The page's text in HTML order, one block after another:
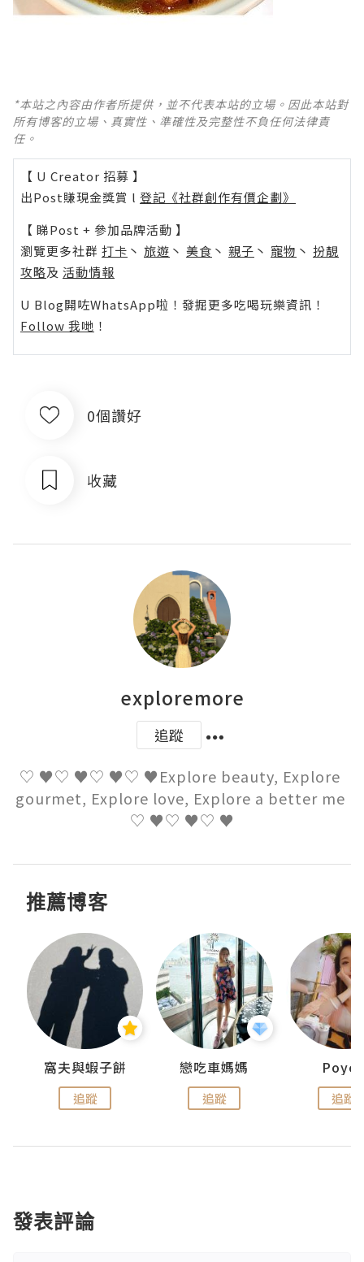
*本站之內容由作者所提供，並不代表本站的立場。因此本站對
所有博客的立場、真實性、準確性及完整性不負任何法律責
任。
【 U Creator 招募 】
出Post賺現金獎賞 l 登記《社群創作有價企劃》
【 睇Post + 參加品牌活動 】
瀏覽更多社群 打卡 丶 旅遊 丶 美食 丶 親子 丶 寵物 丶 扮靚
攻略及 活動情報
U Blog開咗WhatsApp啦！發掘更多吃喝玩樂資訊！
Follow 我哋 ！
0個讚好
收藏
exploremore
追蹤
♡ ♥♡ ♥♡ ♥♡ ♥Explore beauty, Explore
gourmet, Explore love, Explore a better me
♡ ♥♡ ♥♡ ♥
推薦博客
窩夫與蝦子餅
追蹤
戀吃車媽媽
追蹤 追蹤
發表評論